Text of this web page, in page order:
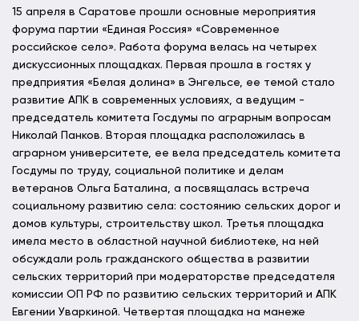
15 апреля в Саратове прошли основные мероприятия
форума партии «Единая Россия» «Современное
российское село». Работа форума велась на четырех
дискуссионных площадках. Первая прошла в гостях у
предприятия «Белая долина» в Энгельсе, ее темой стало
развитие АПК в современных условиях, а ведущим -
председатель комитета Госдумы по аграрным вопросам
Николай Панков. Вторая площадка расположилась в
аграрном университете, ее вела председатель комитета
Госдумы по труду, социальной политике и делам
ветеранов Ольга Баталина, а посвящалась встреча
социальному развитию села: состоянию сельских дорог и
домов культуры, строительству школ. Третья площадка
имела место в областной научной библиотеке, на ней
обсуждали роль гражданского общества в развитии
сельских территорий при модераторстве председателя
комиссии ОП РФ по развитию сельских территорий и АПК
Евгении Уваркиной. Четвертая площадка на манеже